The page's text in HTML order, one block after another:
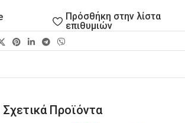
Πρόσθήκη στην λίστα
επιθυμιών
Σχετικά Προϊόντα